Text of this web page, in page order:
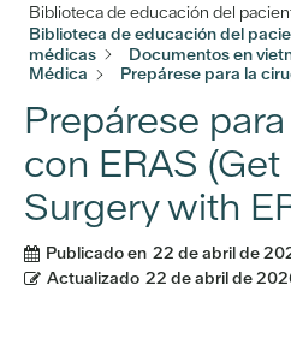
Biblioteca de educación del
Biblioteca de educación del
médicas
Documentos en
Médica
Prepárese para la
Prepárese
con ERAS
Surgery with
Publicado en 22 de abril de
Actualizado 22 de abril de